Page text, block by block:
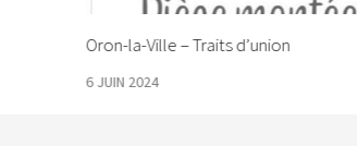
Oron-la-Ville – Traits d’union
6 JUIN 2024